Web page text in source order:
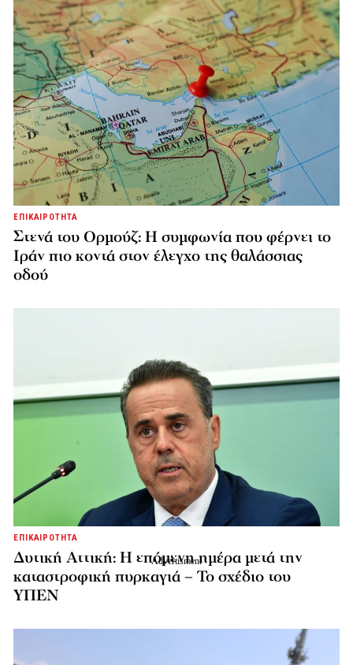
ΕΠΙΚΑΙΡΟΤΗΤΑ
Στενά του Ορμούζ: Η συμφωνία που φέρνει το
Ιράν πιο κοντά στον έλεγχο της θαλάσσιας
οδού
ΕΠΙΚΑΙΡΟΤΗΤΑ
Δυτική Αττική: Η επόμενη ημέρα μετά την
καταστροφική πυρκαγιά – Το σχέδιο του
ΥΠΕΝ